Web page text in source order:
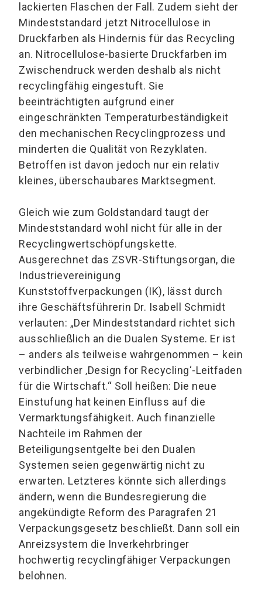
lackierten Flaschen der Fall. Zudem sieht der
Mindeststandard jetzt Nitrocellulose in
Druckfarben als Hindernis für das Recycling
an. Nitrocellulose-basierte Druckfarben im
Zwischendruck werden deshalb als nicht
recyclingfähig eingestuft. Sie
beeinträchtigten aufgrund einer
eingeschränkten Temperaturbeständigkeit
den mechanischen Recyclingprozess und
minderten die Qualität von Rezyklaten.
Betroffen ist davon jedoch nur ein relativ
kleines, überschaubares Marktsegment.
Gleich wie zum Goldstandard taugt der
Mindeststandard wohl nicht für alle in der
Recyclingwertschöpfungskette.
Ausgerechnet das ZSVR-Stiftungsorgan, die
Industrievereinigung
Kunststoffverpackungen (IK), lässt durch
ihre Geschäftsführerin Dr. Isabell Schmidt
verlauten: „Der Mindeststandard richtet sich
ausschließlich an die Dualen Systeme. Er ist
– anders als teilweise wahrgenommen – kein
verbindlicher ‚Design for Recycling‘-Leitfaden
für die Wirtschaft.“ Soll heißen: Die neue
Einstufung hat keinen Einfluss auf die
Vermarktungsfähigkeit. Auch finanzielle
Nachteile im Rahmen der
Beteiligungsentgelte bei den Dualen
Systemen seien gegenwärtig nicht zu
erwarten. Letzteres könnte sich allerdings
ändern, wenn die Bundesregierung die
angekündigte Reform des Paragrafen 21
Verpackungsgesetz beschließt. Dann soll ein
Anreizsystem die Inverkehrbringer
hochwertig recyclingfähiger Verpackungen
belohnen.